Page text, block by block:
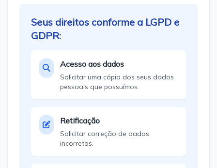
Seus direitos conforme a LGPD e
GDPR:
Acesso aos dados
Solicitar uma cópia dos seus dados
pessoais que possuímos.
Retificação
Solicitar correção de dados
incorretos.